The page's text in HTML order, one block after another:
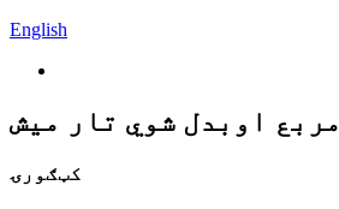
English
مربع اوبدل شوي تار میش
کټګورۍ